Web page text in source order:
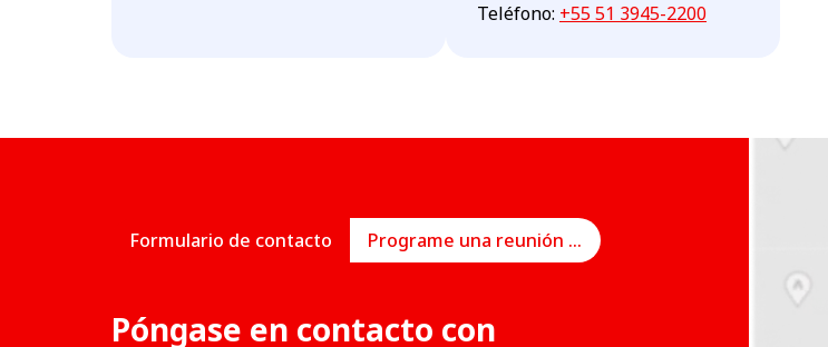
Teléfono: +55 51 3945-2200
Formulario de contacto Programe una reunión en línea
Póngase en contacto con